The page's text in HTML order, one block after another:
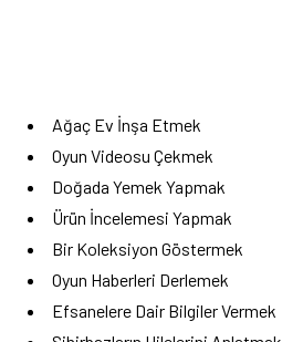
Ağaç Ev İnşa Etmek
Oyun Videosu Çekmek
Doğada Yemek Yapmak
Ürün İncelemesi Yapmak
Bir Koleksiyon Göstermek
Oyun Haberleri Derlemek
Efsanelere Dair Bilgiler Vermek